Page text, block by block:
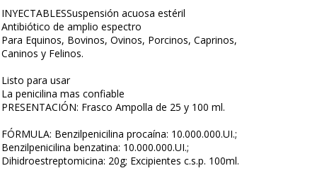
INYECTABLESSuspensión acuosa estéril
Antibiótico de amplio espectro
Para Equinos, Bovinos, Ovinos, Porcinos, Caprinos,
Caninos y Felinos.
Listo para usar
La penicilina mas confiable
PRESENTACIÓN: Frasco Ampolla de 25 y 100 ml.
FÓRMULA: Benzilpenicilina procaína: 10.000.000.UI.;
Benzilpenicilina benzatina: 10.000.000.UI.;
Dihidroestreptomicina: 20g; Excipientes c.s.p. 100ml.